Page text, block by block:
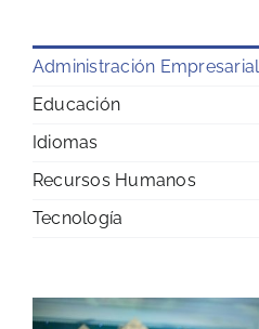
Administración Empresarial
Educación
Idiomas
Recursos Humanos
Tecnología